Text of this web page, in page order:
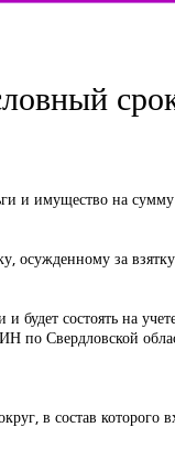
и имущество на
осужденному за
состоять на
по Свердловской
в состав которого